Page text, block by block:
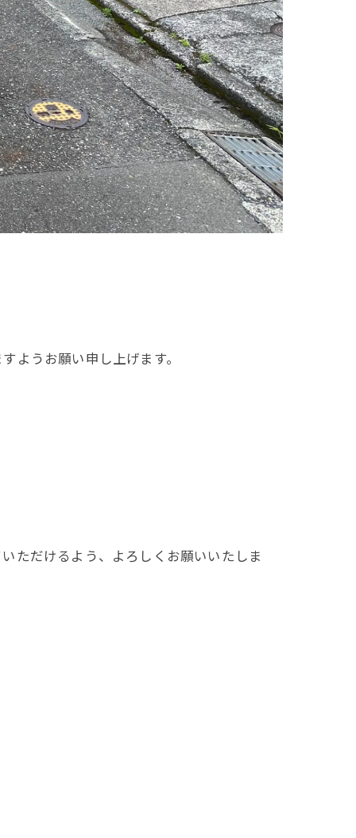
ようお願い申し上げます。
ただけるよう、よろしくお願いいたしま